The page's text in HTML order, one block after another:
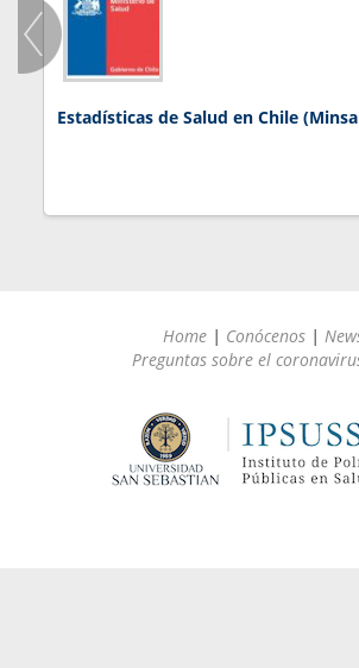
Estadísticas de Salud en Chile
Home | Conócenos |
Preguntas sobre el